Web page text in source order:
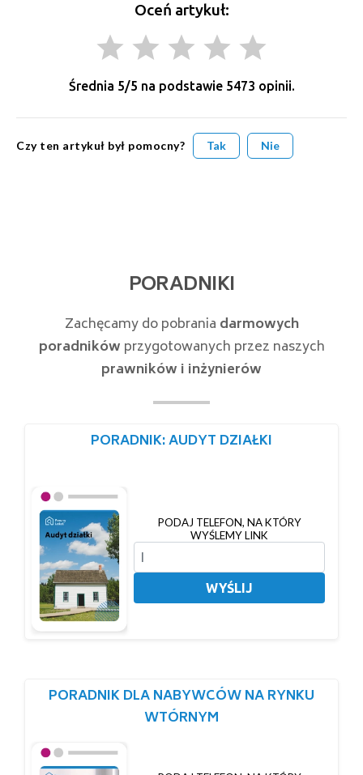
Oceń artykuł:
grade grade grade grade grade
Średnia 5/5 na podstawie 5473 opinii.
Czy ten artykuł był pomocny? Tak Nie
PORADNIKI
Zachęcamy do pobrania darmowych
poradników przygotowanych przez naszych
prawników i inżynierów
PORADNIK: AUDYT DZIAŁKI
PODAJ TELEFON, NA KTÓRY
WYŚLEMY LINK
WYŚLIJ
PORADNIK DLA NABYWCÓW NA RYNKU
WTÓRNYM